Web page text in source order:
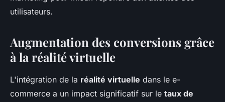
utilisateurs.
Augmentation des conversions grâce
à la réalité virtuelle
L'intégration de la réalité virtuelle dans le e-
commerce a un impact significatif sur le taux de